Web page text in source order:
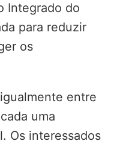
Integrado do
para reduzir
os
entre
uma
Os interessados